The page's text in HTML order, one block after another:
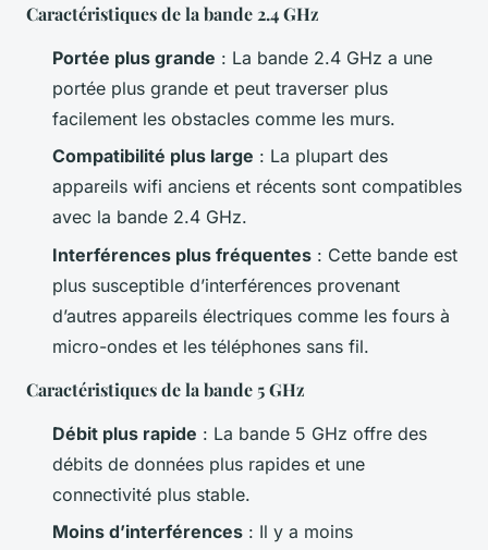
Caractéristiques de la bande 2.4 GHz
Portée plus grande : La bande 2.4 GHz a une
portée plus grande et peut traverser plus
facilement les obstacles comme les murs.
Compatibilité plus large : La plupart des
appareils wifi anciens et récents sont compatibles
avec la bande 2.4 GHz.
Interférences plus fréquentes : Cette bande est
plus susceptible d’interférences provenant
d’autres appareils électriques comme les fours à
micro-ondes et les téléphones sans fil.
Caractéristiques de la bande 5 GHz
Débit plus rapide : La bande 5 GHz offre des
débits de données plus rapides et une
connectivité plus stable.
Moins d’interférences : Il y a moins